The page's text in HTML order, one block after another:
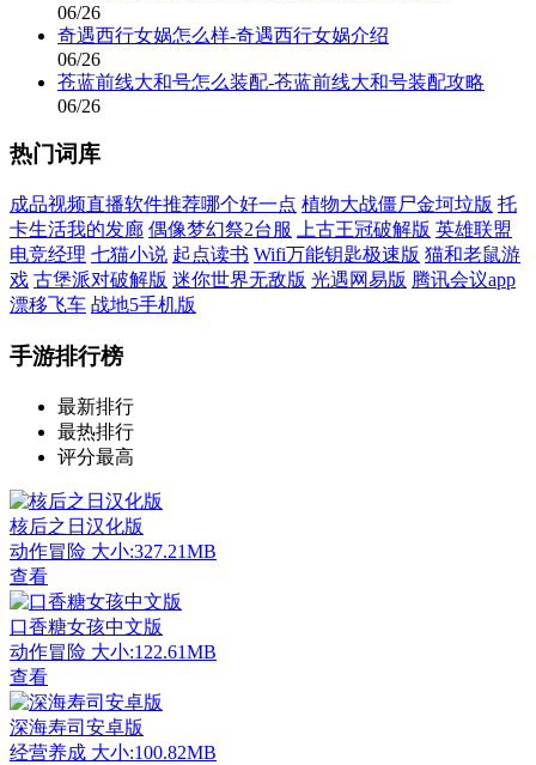
06/26
奇遇西行女娲怎么样-奇遇西行女娲介绍
06/26
苍蓝前线大和号怎么装配-苍蓝前线大和号装配攻略
06/26
热门词库
成品视频直播软件推荐哪个好一点 植物大战僵尸金坷垃版 托
卡生活我的发廊 偶像梦幻祭2台服 上古王冠破解版 英雄联盟
电竞经理 七猫小说 起点读书 Wifi万能钥匙极速版 猫和老鼠游
戏 古堡派对破解版 迷你世界无敌版 光遇网易版 腾讯会议app
漂移飞车 战地5手机版
手游排行榜
最新排行
最热排行
评分最高
核后之日汉化版
动作冒险 大小:327.21MB
查看
口香糖女孩中文版
动作冒险 大小:122.61MB
查看
深海寿司安卓版
经营养成 大小:100.82MB